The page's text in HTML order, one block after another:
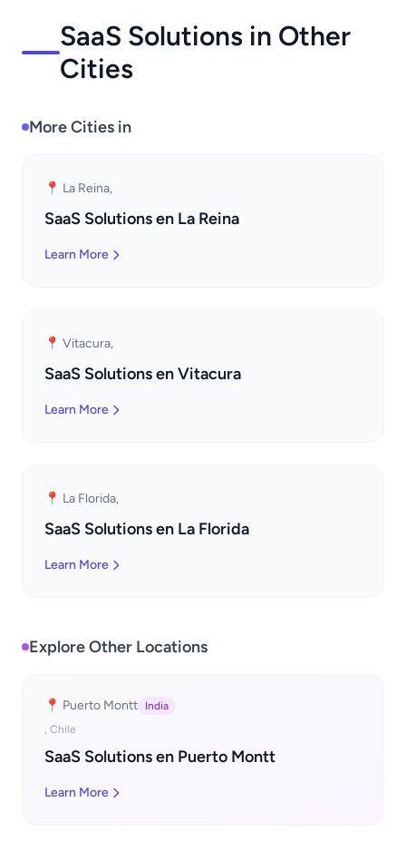
SaaS Solutions in Other
Cities
More Cities in
📍 La Reina,
SaaS Solutions en La Reina
Learn More
📍 Vitacura,
SaaS Solutions en Vitacura
Learn More
📍 La Florida,
SaaS Solutions en La Florida
Learn More
Explore Other Locations
📍 Puerto Montt
India
, Chile
SaaS Solutions en Puerto Montt
Learn More